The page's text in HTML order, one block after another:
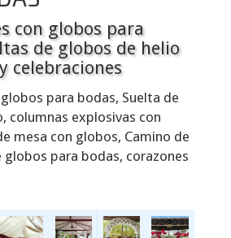
con globos para
de globos de helio
celebraciones
para bodas, Suelta de
columnas explosivas con
mesa con globos, Camino de
globos para bodas, corazones